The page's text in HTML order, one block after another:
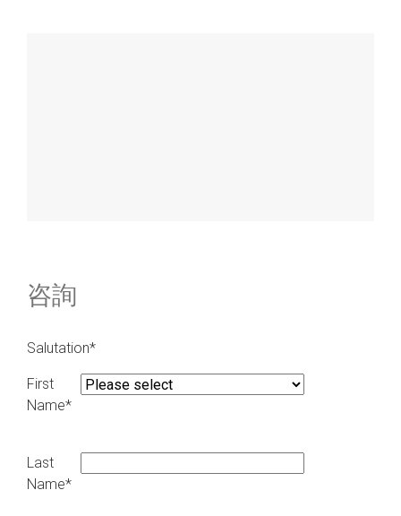
咨詢
Salutation*
First
Name*
Last
Name*